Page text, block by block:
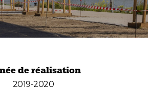
de réalisation
2019-2020